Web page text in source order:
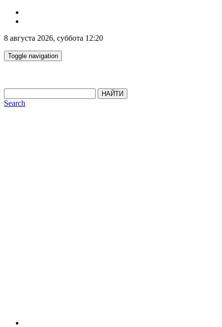
8 августа 2026, суббота 12:20
Toggle navigation
НАЙТИ
Search